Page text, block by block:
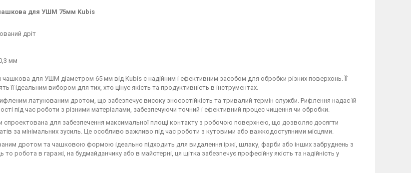
для УШМ 75мм Kubis
дріт
мм
для УШМ діаметром 65 мм від Kubis є надійним і ефективним засобом для обробки різних поверхонь. Її
її ідеальним вибором для тих, хто цінує якість та продуктивність в інструментах.
латунованим дротом, що забезпечує високу зносостійкість та тривалий термін служби. Рифлення надає їй
під час роботи з різними матеріалами, забезпечуючи точний і ефективний процес чищення чи обробки.
для забезпечення максимальної площі контакту з робочою поверхнею, що дозволяє досягти
за мінімальних зусиль. Це особливо важливо під час роботи з кутовими або важкодоступними місцями.
дротом та чашковою формою ідеально підходить для видалення іржі, шлаку, фарби або інших забруднень з
то робота в гаражі, на будмайданчику або в майстерні, ця щітка забезпечує професійну якість та надійність у